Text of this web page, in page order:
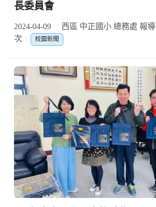
長委員會
2024-04-09 西區 中正國小 總務處 報導
次
校園新聞